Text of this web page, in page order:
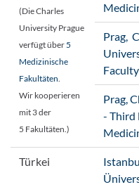
(Die Charles
University Prague
verfügt über5
Medizinische
Fakultäten.
Wir kooperieren
mit 3 der
5 Fakultäten.)
Prag,
Prag,
- Third
Türkei